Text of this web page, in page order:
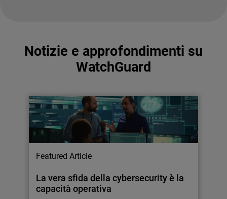
Notizie e approfondimenti su
WatchGuard
Featured Article
La vera sfida della cybersecurity è la
capacità operativa